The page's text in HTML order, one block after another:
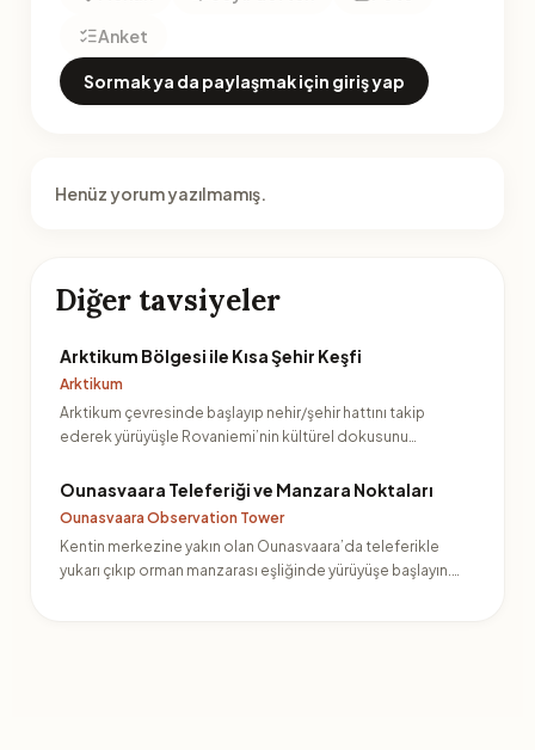
Anket
Sormak ya da paylaşmak için giriş yap
Henüz yorum yazılmamış.
Diğer tavsiyeler
Arktikum Bölgesi ile Kısa Şehir Keşfi
Arktikum
Arktikum çevresinde başlayıp nehir/şehir hattını takip
ederek yürüyüşle Rovaniemi’nin kültürel dokusunu
Ounasvaara Teleferiği ve Manzara Noktaları
Ounasvaara Observation Tower
Kentin merkezine yakın olan Ounasvaara’da teleferikle
yukarı çıkıp orman manzarası eşliğinde yürüyüşe başlayın.